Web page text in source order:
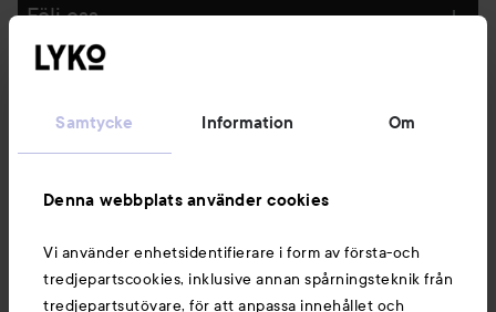
Samtycke Information Om
Denna webbplats använder cookies
Vi använder enhetsidentifierare i form av första-och
tredjepartscookies, inklusive annan spårningsteknik från
tredjepartsutövare, för att anpassa innehållet och
Följ oss
Du kanske också gillar